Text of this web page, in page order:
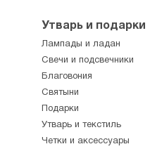
Утварь и подарки
Лампады и ладан
Свечи и подсвечники
Благовония
Святыни
Подарки
Утварь и текстиль
Четки и аксессуары